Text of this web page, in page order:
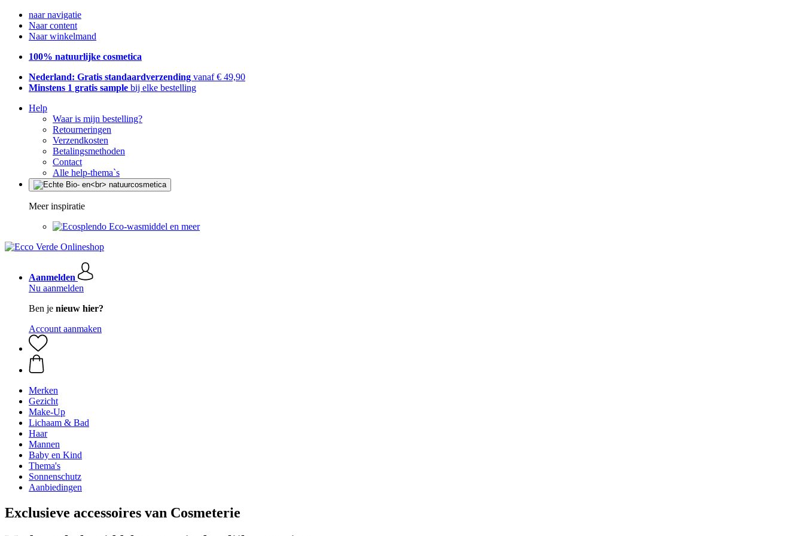
naar navigatie
Naar content
Naar winkelmand
100% natuurlijke cosmetica
Nederland: Gratis standaardverzending vanaf € 49,90
Minstens 1 gratis sample bij elke bestelling
Help
Waar is mijn bestelling?
Retourneringen
Verzendkosten
Betalingsmethoden
Contact
Alle help-thema`s
Meer inspiratie
Eco-wasmiddel en meer
Aanmelden
Nu aanmelden
Ben je nieuw hier?
Account aanmaken
Merken
Gezicht
Make-Up
Lichaam & Bad
Haar
Mannen
Baby en Kind
Thema's
Sonnenschutz
Aanbiedingen
Exclusieve accessoires van Cosmeterie